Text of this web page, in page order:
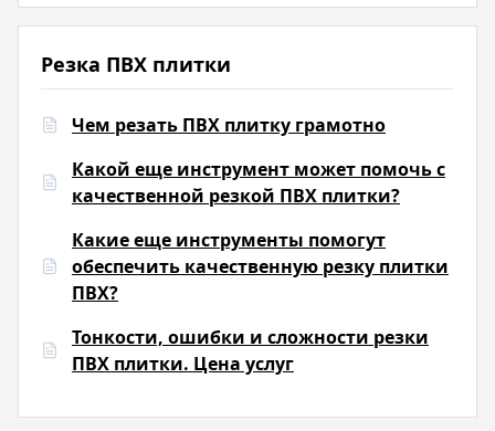
Резка ПВХ плитки
Чем резать ПВХ плитку грамотно
Какой еще инструмент может помочь с
качественной резкой ПВХ плитки?
Какие еще инструменты помогут
обеспечить качественную резку плитки
ПВХ?
Тонкости, ошибки и сложности резки
ПВХ плитки. Цена услуг